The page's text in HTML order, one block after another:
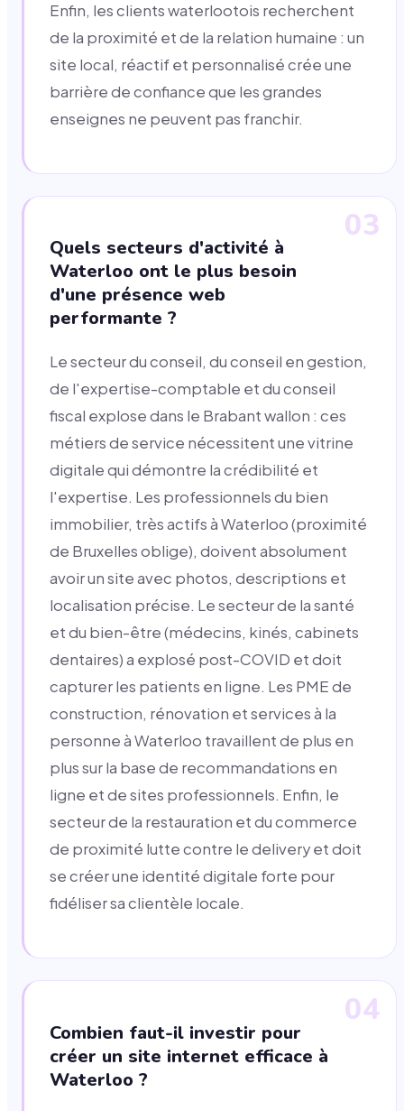
Enfin, les clients waterlootois recherchent
de la proximité et de la relation humaine : un
site local, réactif et personnalisé crée une
barrière de confiance que les grandes
enseignes ne peuvent pas franchir.
03
Quels secteurs d'activité à
Waterloo ont le plus besoin
d'une présence web
performante ?
Le secteur du conseil, du conseil en gestion,
de l'expertise-comptable et du conseil
fiscal explose dans le Brabant wallon : ces
métiers de service nécessitent une vitrine
digitale qui démontre la crédibilité et
l'expertise. Les professionnels du bien
immobilier, très actifs à Waterloo (proximité
de Bruxelles oblige), doivent absolument
avoir un site avec photos, descriptions et
localisation précise. Le secteur de la santé
et du bien-être (médecins, kinés, cabinets
dentaires) a explosé post-COVID et doit
capturer les patients en ligne. Les PME de
construction, rénovation et services à la
personne à Waterloo travaillent de plus en
plus sur la base de recommandations en
ligne et de sites professionnels. Enfin, le
secteur de la restauration et du commerce
de proximité lutte contre le delivery et doit
se créer une identité digitale forte pour
fidéliser sa clientèle locale.
04
Combien faut-il investir pour
créer un site internet efficace à
Waterloo ?